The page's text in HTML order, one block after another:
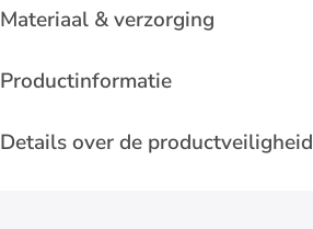
Materiaal & verzorging
Productinformatie
Details over de productveiligheid